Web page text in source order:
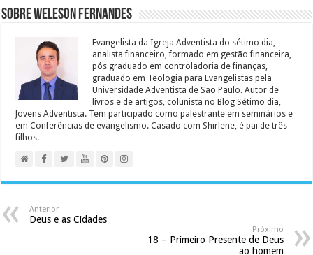
Sobre Weleson Fernandes
Evangelista da Igreja Adventista do sétimo dia,
analista financeiro, formado em gestão financeira,
pós graduado em controladoria de finanças,
graduado em Teologia para Evangelistas pela
Universidade Adventista de São Paulo. Autor de
livros e de artigos, colunista no Blog Sétimo dia,
Jovens Adventista. Tem participado como palestrante em seminários e
em Conferências de evangelismo. Casado com Shirlene, é pai de três
filhos.
Anterior
Deus e as Cidades
Próximo
18 – Primeiro Presente de Deus
ao homem